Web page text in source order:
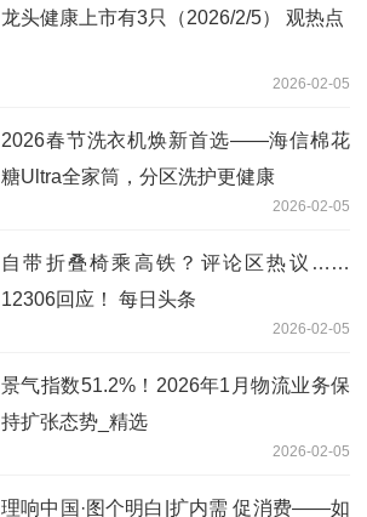
龙头健康上市有3只（2026/2/5） 观热点
2026-02-05
2026春节洗衣机焕新首选——海信棉花
糖Ultra全家筒，分区洗护更健康
2026-02-05
自带折叠椅乘高铁？评论区热议……
12306回应！ 每日头条
2026-02-05
景气指数51.2%！2026年1月物流业务保
持扩张态势_精选
2026-02-05
理响中国·图个明白|扩内需 促消费——如